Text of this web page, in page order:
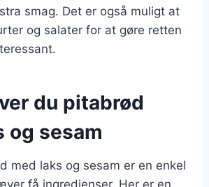
smag. Det er også muligt at
og salater for at gøre retten
du pitabrød
og sesam
med laks og sesam er en enkel
få ingredienser. Her er en